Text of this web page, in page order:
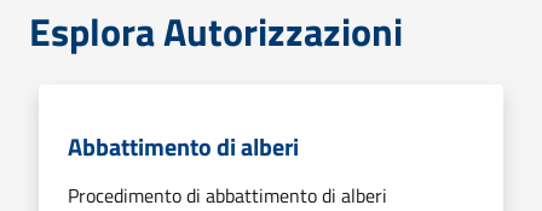
Esplora Autorizzazioni
Abbattimento di alberi
Procedimento di abbattimento di alberi